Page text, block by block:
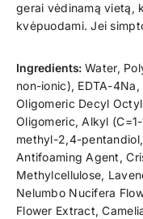
gerai vėdinamą vietą,
kvėpuodami. Jei
Ingredients:Water,
non-ionic), EDTA-
Oligomeric Decyl
Oligomeric, Alkyl
methyl-2,4-
Antifoaming Agent,
Methylcellulose,
Nelumbo Nucifera
Flower Extract,